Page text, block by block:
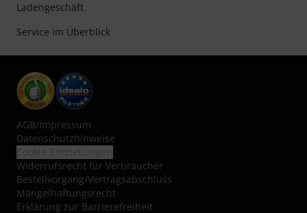
Ladengeschäft
Service im Überblick
AGB/Impressum
Datenschutzhinweise
Widerrufsrecht für Verbraucher
Bestellvorgang/Vertragsabschluss
Mängelhaftungsrecht
Erklärung zur Barrierefreiheit